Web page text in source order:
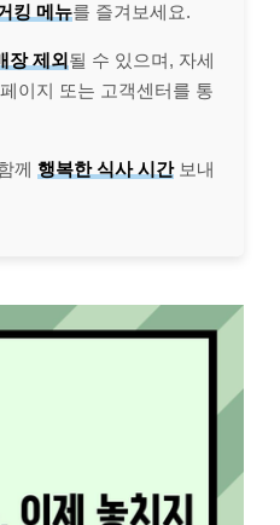
킹 메뉴를 즐겨보세요.
장 제외될 수 있으며, 자세
이지 또는 고객센터를 통
께 행복한 식사 시간보내